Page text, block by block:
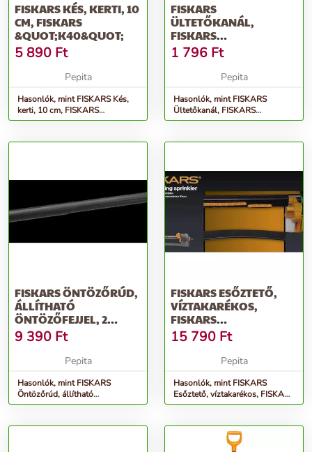
FISKARS KÉS, KERTI, 10
CM, FISKARS
&QUOT;K40&QUOT;
5 890 Ft
Pepita
Hasonlók, mint FISKARS Kés,
kerti, 10 cm, FISKARS
&quot;K40&quot;
FISKARS
ÜLTETŐKANÁL,
FISKARS
&QUOT;ERGO&QUOT;
1 796 Ft
Pepita
Hasonlók, mint FISKARS
Ültetőkanál, FISKARS
&quot;Ergo&quot;
FISKARS ÖNTÖZŐRÚD,
ÁLLÍTHATÓ
ÖNTÖZŐFEJJEL, 2
FUNKCIÓVAL,
FISKARS...
9 390 Ft
Pepita
Hasonlók, mint FISKARS
Öntözőrúd, állítható
öntözőfejjel, 2 funkcióval,
FISKARS ESŐZTETŐ,
VÍZTAKARÉKOS,
FISKARS
&QUOT;COMFORT&QUOT;
15 790 Ft
Pepita
Hasonlók, mint FISKARS
Esőztető, víztakarékos, FISKARS
&quot;Comfort&quot;